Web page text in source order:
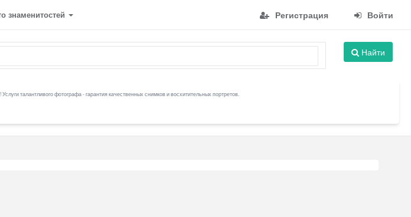
знаменитостей Регистрация Войти
Найти
талантливого фотографа - гарантия качественных снимков и восхитительных портретов.